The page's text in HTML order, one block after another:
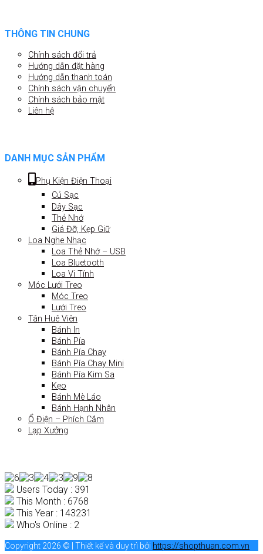
THÔNG TIN CHUNG
Chính sách đổi trả
Hướng dẫn đặt hàng
Hướng dẫn thanh toán
Chính sách vận chuyển
Chính sách bảo mật
Liên hệ
DANH MỤC SẢN PHẨM
Phụ Kiện Điện Thoại
Củ Sạc
Dây Sạc
Thẻ Nhớ
Giá Đỡ, Kẹp Giữ
Loa Nghe Nhạc
Loa Thẻ Nhớ – USB
Loa Bluetooth
Loa Vi Tính
Móc Lưới Treo
Móc Treo
Lưới Treo
Tân Huê Viên
Bánh In
Bánh Pía
Bánh Pía Chay
Bánh Pía Chay Mini
Bánh Pía Kim Sa
Kẹo
Bánh Mè Láo
Bánh Hạnh Nhân
Ổ Điện – Phích Cắm
Lạp Xưởng
Users Today : 391
This Month : 6768
This Year : 143231
Who's Online : 2
Copyright 2026 © | Thiết kế và duy trì bởi https://shopthuan.com.vn